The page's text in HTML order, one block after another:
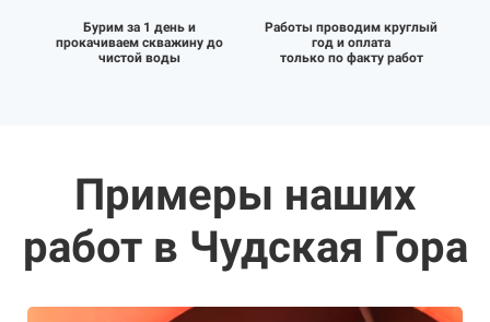
Бурим за 1 день и
прокачиваем скважину до
чистой воды
Работы проводим круглый
год и оплата
только по факту работ
Примеры наших
работ в Чудская Гора